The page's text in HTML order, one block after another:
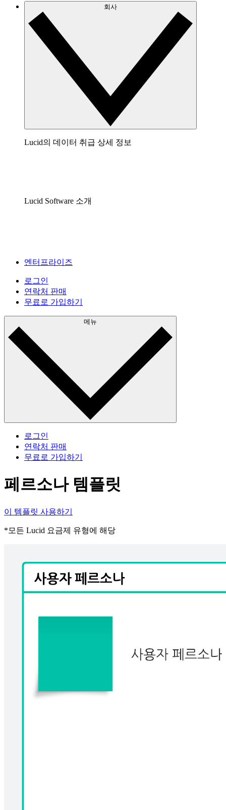
회사
Lucid의 데이터 취급 상세 정보
Lucid Software 소개
엔터프라이즈
로그인
연락처 판매
무료로 가입하기
메뉴
로그인
연락처 판매
무료로 가입하기
페르소나 템플릿
이 템플릿 사용하기
*모든 Lucid 요금제 유형에 해당